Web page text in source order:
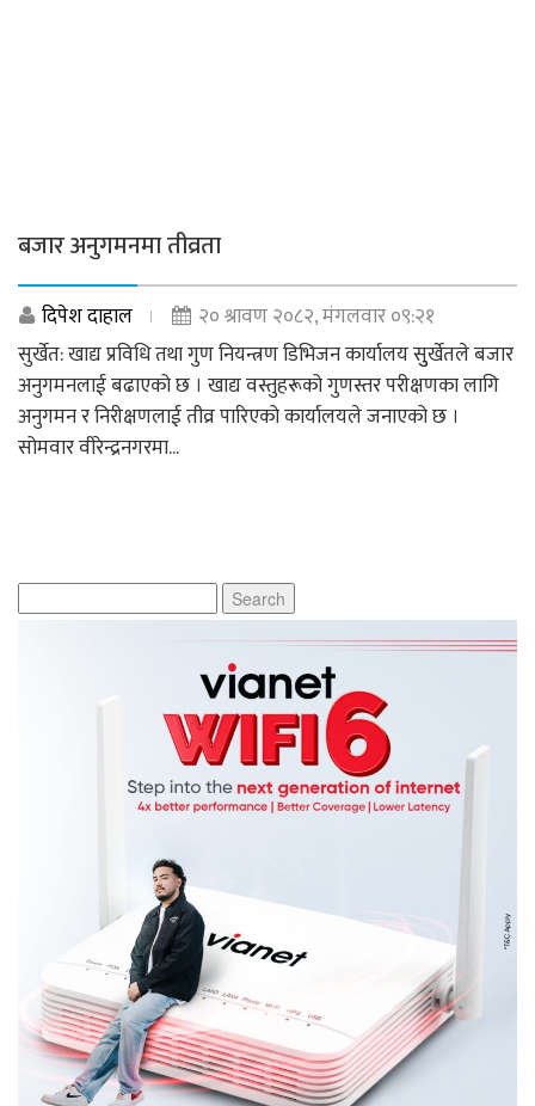
बजार अनुगमनमा तीव्रता
दिपेश दाहाल
२० श्रावण २०८२, मंगलवार ०९:२१
सुर्खेत: खाद्य प्रविधि तथा गुण नियन्त्रण डिभिजन कार्यालय सुुर्खेतले बजार
अनुगमनलाई बढाएको छ । खाद्य वस्तुहरूको गुणस्तर परीक्षणका लागि
अनुगमन र निरीक्षणलाई तीव्र पारिएको कार्यालयले जनाएको छ ।
सोमवार वीरेन्द्रनगरमा...
for: